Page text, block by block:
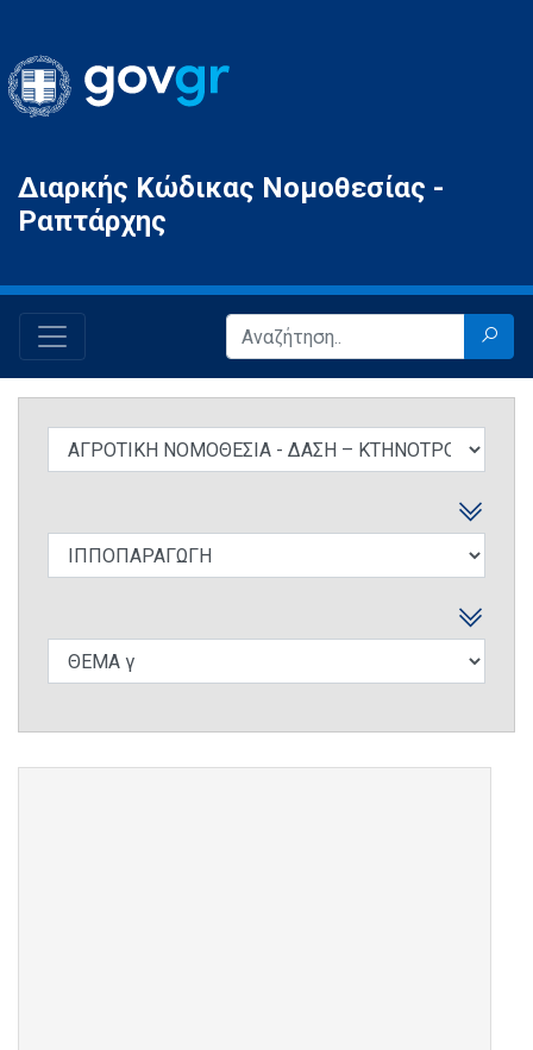
Gov.gr
Διαρκής Κώδικας Νομοθεσίας -
Ραπτάρχης